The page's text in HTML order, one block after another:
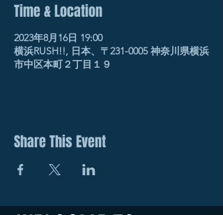
Time & Location
2023年8月16日 19:00
横浜RUSH!!, 日本、〒231-0005 神奈川県横浜
市中区本町２丁目１９
Share This Event